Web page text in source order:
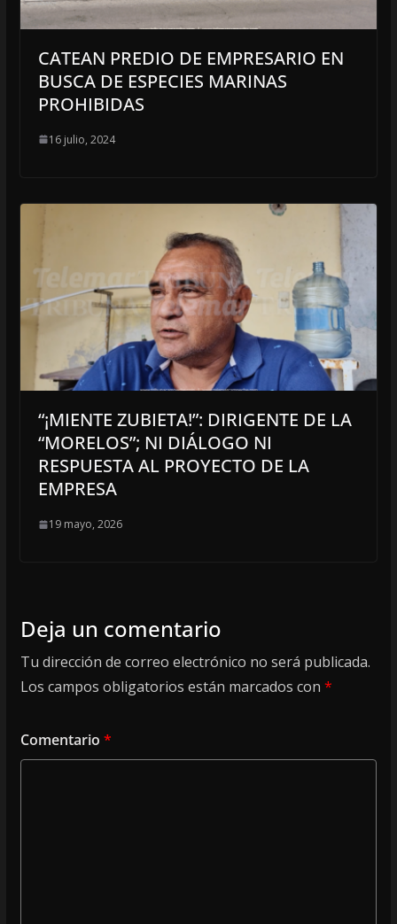
CATEAN PREDIO DE EMPRESARIO EN
BUSCA DE ESPECIES MARINAS
PROHIBIDAS
16 julio, 2024
“¡MIENTE ZUBIETA!”: DIRIGENTE DE LA
“MORELOS”; NI DIÁLOGO NI
RESPUESTA AL PROYECTO DE LA
EMPRESA
19 mayo, 2026
Deja un comentario
Tu dirección de correo electrónico no será publicada.
Los campos obligatorios están marcados con *
Comentario *